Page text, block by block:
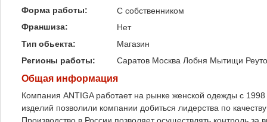
Форма работы:
C собственником
Франшиза:
Нет
Тип обьекта:
Магазин
Регионы работы:
Саратов Москва Лобня Мытищи
Общая информация
Компания ANTIGA работает на рынке женской одежды с
изделий позволили компании добиться лидерства по